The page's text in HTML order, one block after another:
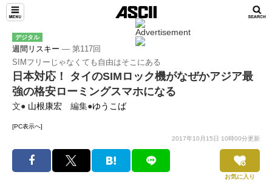
デジタル
週間リスキー ― 第117回
SIMフリーじゃなくても自由はそこにある
日本対応！ タイのSIMロック機がなぜかアジア最
強の格安ローミングスマホになる
文● 山根康宏 編集●ゆうこば
[PC表示へ]
2017年10月15日 10時00分更新
お気に入り